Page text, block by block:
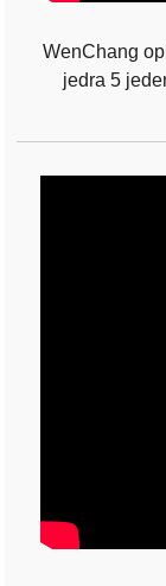
WenChang
jedra 5